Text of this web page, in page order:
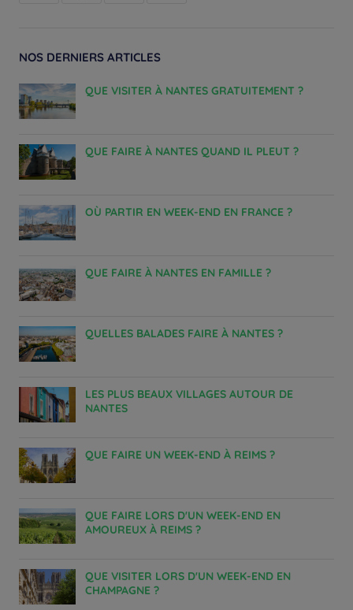
NOS DERNIERS ARTICLES
QUE VISITER À NANTES GRATUITEMENT ?
QUE FAIRE À NANTES QUAND IL PLEUT ?
OÙ PARTIR EN WEEK-END EN FRANCE ?
QUE FAIRE À NANTES EN FAMILLE ?
QUELLES BALADES FAIRE À NANTES ?
LES PLUS BEAUX VILLAGES AUTOUR DE
NANTES
QUE FAIRE UN WEEK-END À REIMS ?
QUE FAIRE LORS D'UN WEEK-END EN
AMOUREUX À REIMS ?
QUE VISITER LORS D'UN WEEK-END EN
CHAMPAGNE ?